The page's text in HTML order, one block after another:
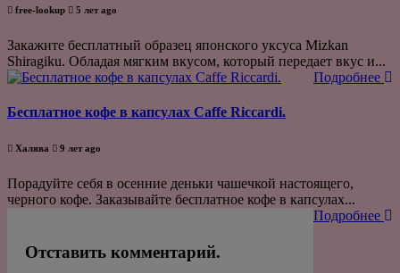
free-lookup 5 лет ago
Закажите бесплатный образец японского уксуса Mizkan
Shiragiku. Обладая мягким вкусом, который передает вкус и...
Подробнее
Бесплатное кофе в капсулах Caffe Riccardi.
Халява 9 лет ago
Порадуйте себя в осенние деньки чашечкой настоящего,
черного кофе. Заказывайте бесплатное кофе в капсулах...
Подробнее
Отставить комментарий.